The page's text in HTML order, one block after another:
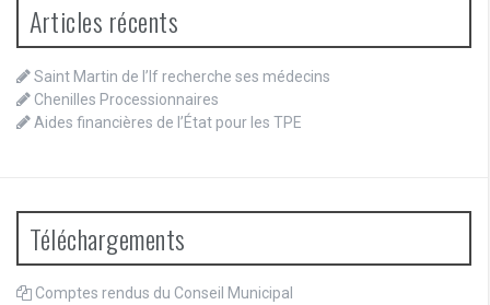
Articles récents
Saint Martin de l’If recherche ses médecins
Chenilles Processionnaires
Aides financières de l’État pour les TPE
Téléchargements
Comptes rendus du Conseil Municipal